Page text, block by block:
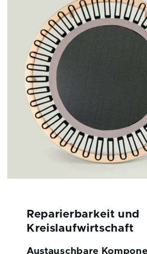
Reparierbarkeit und
Kreislaufwirtschaft
Austauschbare